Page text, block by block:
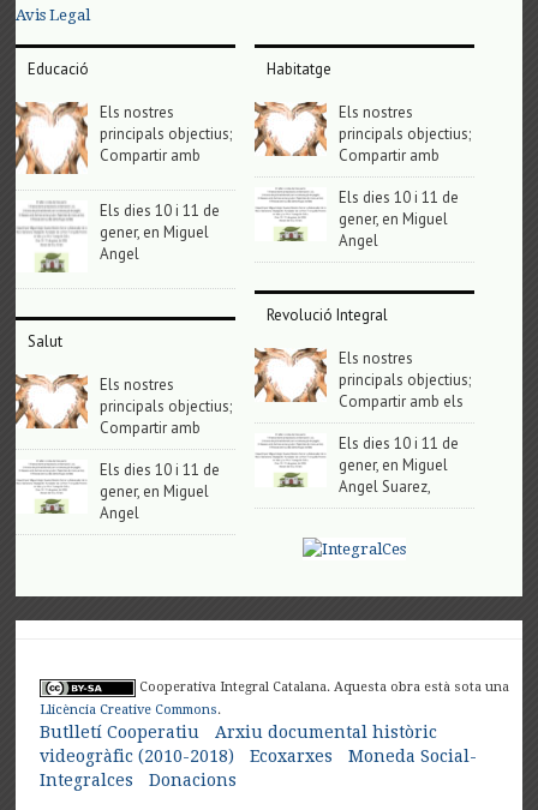
Avis Legal
Educació
Els nostres
principals objectius;
Compartir amb
Els dies 10 i 11 de
gener, en Miguel
Angel
Salut
Els nostres
principals objectius;
Compartir amb
Els dies 10 i 11 de
gener, en Miguel
Angel
Habitatge
Els nostres
principals objectius;
Compartir amb
Els dies 10 i 11 de
gener, en Miguel
Angel
Revolució Integral
Els nostres
principals objectius;
Compartir amb els
Els dies 10 i 11 de
gener, en Miguel
Angel Suarez,
Cooperativa Integral Catalana. Aquesta obra està sota una
Llicència Creative Commons.
Butlletí Cooperatiu
Arxiu documental històric
videogràfic (2010-2018)
Ecoxarxes
Moneda Social-
Integralces
Donacions